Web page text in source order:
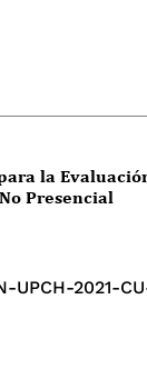
la
Presencial
UPCH-2021-